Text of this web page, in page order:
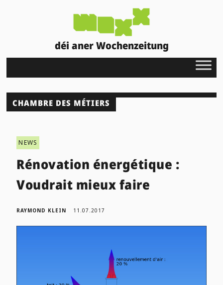
déi aner Wochenzeitung
CHAMBRE DES MÉTIERS
NEWS
Rénovation énergétique :
Voudrait mieux faire
RAYMOND KLEIN 11.07.2017